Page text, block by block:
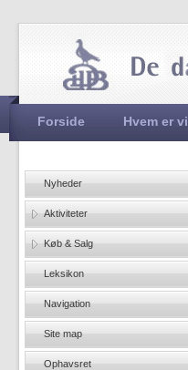
Hovedmenu
Forside Hvem er vi
Nyheder
Aktiviteter
Køb & Salg
Leksikon
Navigation
Site map
Ophavsret